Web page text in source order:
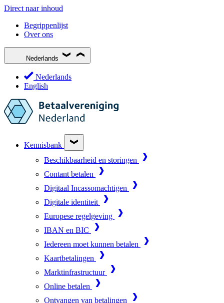
Direct naar inhoud
Begrippenlijst
Over ons
Nederlands
Nederlands
English
Kennisbank
Beschikbaarheid en storingen
Contant betalen
Digitaal Incassomachtigen
Digitale identiteit
Europese regelgeving
IBAN en BIC
Iedereen moet kunnen betalen
Kaartbetalingen
Marktinfrastructuur
Online betalen
Ontvangen van betalingen